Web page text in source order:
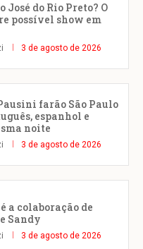
José do Rio Preto? O
possível show em
3 de agosto de 2026
farão São Paulo
espanhol e
noite
3 de agosto de 2026
a colaboração de
Sandy
3 de agosto de 2026